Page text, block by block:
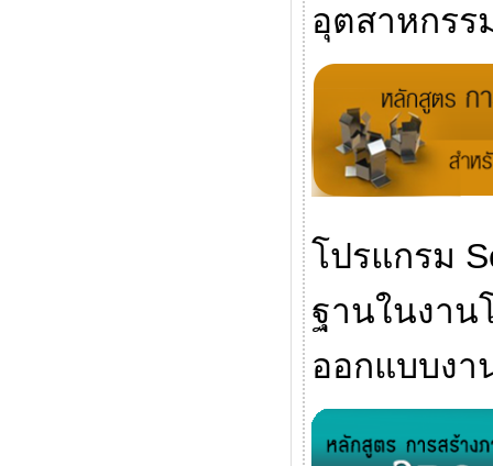
อุตสาหกรร
โปรแกรม
ฐานในงาน
ออกแบบงา